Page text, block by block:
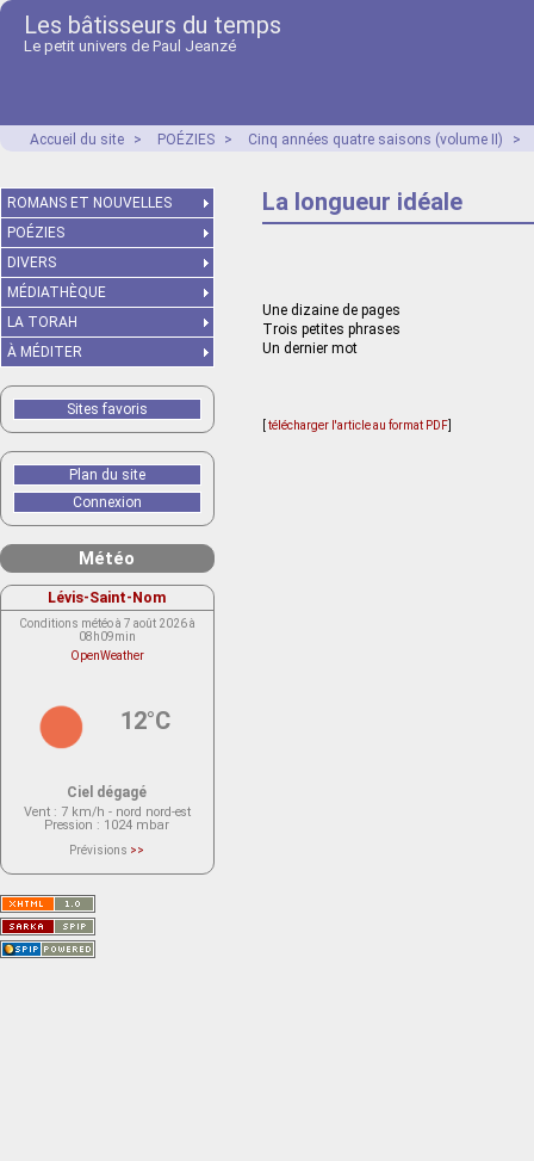
Les bâtisseurs du temps
Le petit univers de Paul Jeanzé
Accueil du site > POÉZIES > Cinq années quatre saisons (volume II) >
La longueur idéale
Une dizaine de pages
Trois petites phrases
Un dernier mot
télécharger l'article au format PDF
ROMANS ET NOUVELLES
POÉZIES
DIVERS
MÉDIATHÈQUE
LA TORAH
À MÉDITER
Sites favoris
Plan du site
Connexion
Météo
Lévis-Saint-Nom
Conditions météo à 7 août 2026 à
08h09min
OpenWeather
12°C
Ciel dégagé
Vent : 7 km/h - nord nord-est
Pression : 1024 mbar
Prévisions >>
actuellement aucune prévision
Saint-Nom.
Veuillez consulter le message du
service ci-dessous.
(401 - Invalid API key. Please see
https://openweathermap.org/faq#error401